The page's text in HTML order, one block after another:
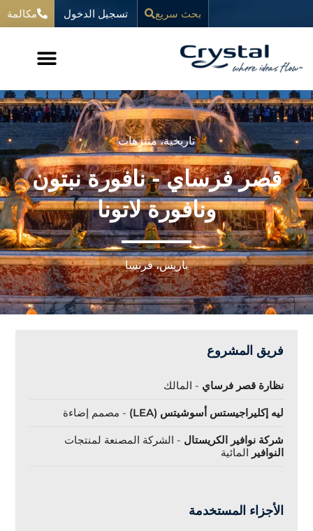
بحث سريع تسجيل الدخول مكالمة
تاريخية، متنزهات
قصر فرساي - نافورة نبتون
ونافورة لاتونا
باريس، فرنسا
فريق المشروع
نظارة قصر فرساي - المالك
ليه إكليراجيستس أسوشيتس (LEA) - مصمم إضاءة
شركة نوافير الكريستال - الشركة المصنعة لمنتجات
النوافير المائية
الأجزاء المستخدمة